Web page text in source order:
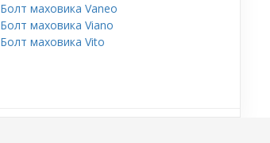
Болт маховика Vaneo
Болт маховика Viano
Болт маховика Vito